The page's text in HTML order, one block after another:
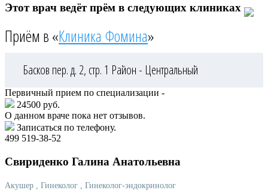
Этот врач ведёт прём в следующих клиниках
Приём в «Клиника Фомина»
Басков пер. д. 2, стр. 1 Район - Центральный
Первичный прием по специализации -
24500 руб.
О данном враче пока нет отзывов.
Записаться по телефону.
499 519-38-52
Свириденко Галина Анатольевна
Акушер , Гинеколог , Гинеколог-эндокринолог